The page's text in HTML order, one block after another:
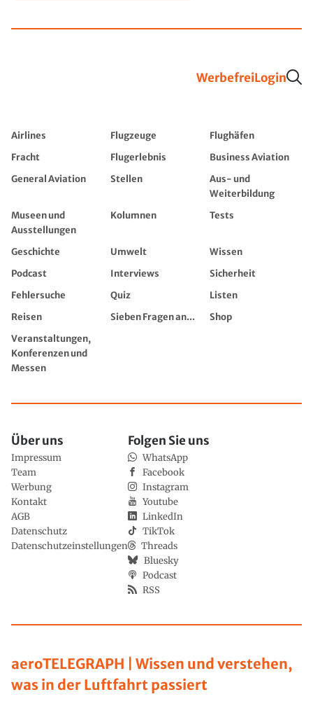
WerbefreiLogin
Airlines Flugzeuge
Flughäfen
Fracht
Flugerlebnis
Business Aviation
General Aviation
Stellen
Aus- und
Weiterbildung
Museen und
Ausstellungen
Kolumnen Tests
Geschichte Umwelt
Wissen
Podcast
Interviews
Sicherheit
Fehlersuche
Quiz
Listen
Reisen
Sieben Fragen an...
Shop
Veranstaltungen,
Konferenzen und
Messen
aeroTELEGRAPH | Wissen und verstehen,
was in der Luftfahrt passiert
Über uns
Impressum
Team
Werbung
Kontakt
AGB
Datenschutz
Datenschutzeinstellungen
Folgen Sie uns
WhatsApp
Facebook
Instagram
Youtube
LinkedIn
TikTok
Threads
Bluesky
Podcast
RSS